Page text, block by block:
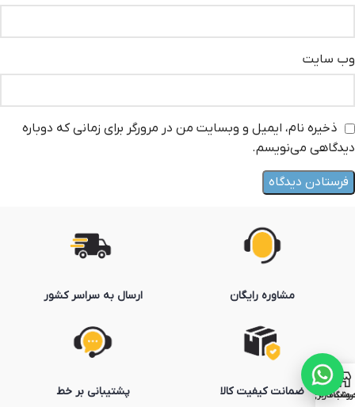
وب‌ سایت
ذخیره نام، ایمیل و وبسایت من در مرورگر برای زمانی که دوباره
دیدگاهی می‌نویسم.
مشاوره رایگان
ضمانت کیفیت کالا
ارسال به سراسر کشور
پشتیبانی بر خط کاربری من